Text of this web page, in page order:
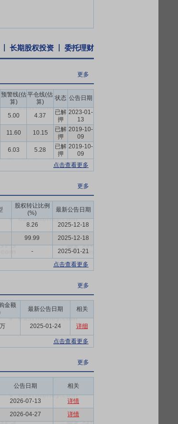
证的自动生成，更全面实现
人力管理闭环。依托移动
大的资金实力，满足供应
人变更为广州市花都区国有
公司签订了《战略合作协
持稳定而健康的发展趋势。
心竞争力。
关于拟对外投资设立控股
(以工商登记为准,以下简称
民币,占注册资本的40%。钠
上下游供应链体系,推动钠
技术体系,并将尽快启动生产
的钠离子电池量产线,2024
务状况及经营造成重大不利
长期股权投资 委托理财
更多
预警线(估
算)
平仓线(估
算)
状态 公告日期
5.00 4.37
已解
押
2023-01-
13
11.60 10.15
已解
押
2019-10-
09
6.03 5.28
已解
押
2019-10-
09
点击查看更多
更多
股权转让比例
(%)
最新公告日期
8.26
2025-12-18
99.99
2025-12-18
-
2025-01-21
点击查看更多
更多
金额
最新公告日期 相关
2025-01-24 详细
点击查看更多
更多
公告日期 相关
2026-07-13
详情
2026-04-27 详情